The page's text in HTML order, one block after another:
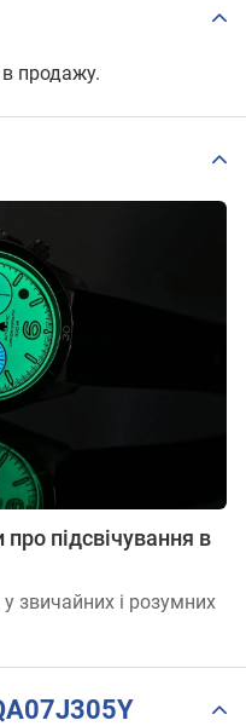
в продажу.
підсвічування в
звичайних і розумних